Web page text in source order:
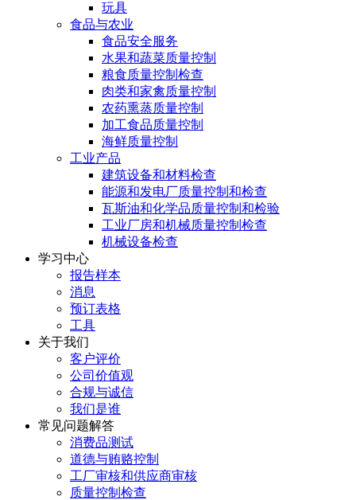
玩具
食品与农业
食品安全服务
水果和蔬菜质量控制
粮食质量控制检查
肉类和家禽质量控制
农药熏蒸质量控制
加工食品质量控制
海鲜质量控制
工业产品
建筑设备和材料检查
能源和发电厂质量控制和检查
瓦斯油和化学品质量控制和检验
工业厂房和机械质量控制检查
机械设备检查
学习中心
报告样本
消息
预订表格
工具
关于我们
客户评价
公司价值观
合规与诚信
我们是谁
常见问题解答
消费品测试
道德与贿赂控制
工厂审核和供应商审核
质量控制检查